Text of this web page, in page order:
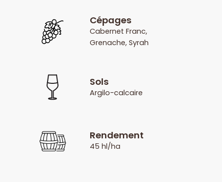
Cépages
Cabernet Franc,
Grenache, Syrah
Sols
Argilo-calcaire
Rendement
45 hl/ha